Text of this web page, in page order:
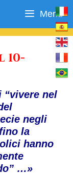
Menu
10-
nel
negli
la
hanno
…»